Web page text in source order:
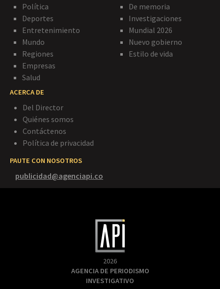
Política
Deportes
Entretenimiento
Mundo
Regiones
Empresas
Salud
De memoria
Investigaciones
Mundial 2026
Nuevo gobierno
Estilo de vida
ACERCA DE
Del Director
Quiénes somos
Contáctenos
Política de privacidad
PAUTE CON NOSOTROS
publicidad@agenciapi.co
2026
AGENCIA DE PERIODISMO
INVESTIGATIVO